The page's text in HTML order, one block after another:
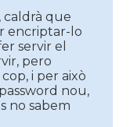
caldrà que
encriptar-lo
servir el
pero
i per això
nou,
no sabem